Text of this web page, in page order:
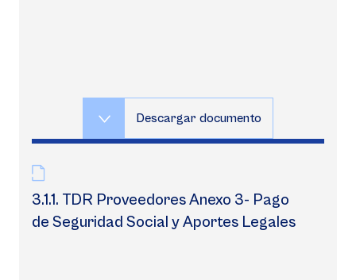
Descargar documento
3.1.1. TDR Proveedores Anexo 3- Pago
de Seguridad Social y Aportes Legales